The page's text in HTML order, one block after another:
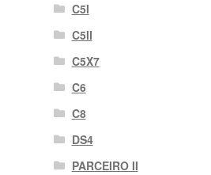
C5I
C5II
C5X7
C6
C8
DS4
PARCEIRO II